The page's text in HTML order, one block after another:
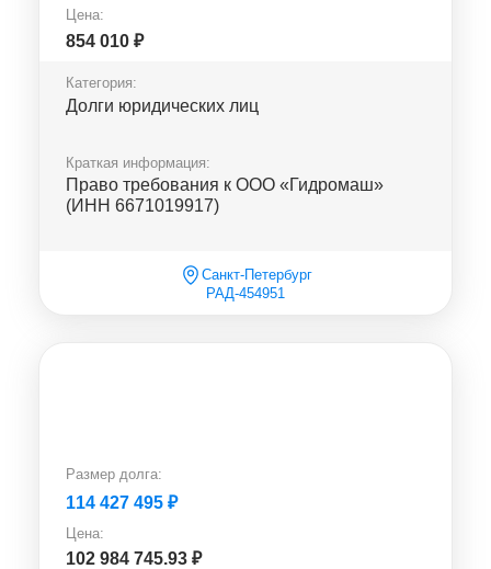
Цена:
854 010 ₽
Категория:
Долги юридических лиц
Краткая информация:
Право требования к ООО «Гидромаш»
(ИНН 6671019917)
Санкт-Петербург
РАД-454951
Размер долга:
114 427 495 ₽
Цена:
102 984 745.93 ₽